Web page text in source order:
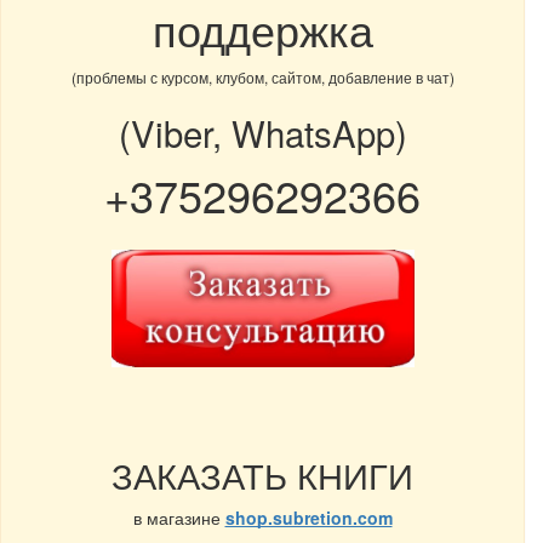
поддержка
(проблемы с курсом, клубом, сайтом, добавление в чат)
(Viber, WhatsApp)
+375296292366
ЗАКАЗАТЬ КНИГИ
в магазине shop.subretion.com